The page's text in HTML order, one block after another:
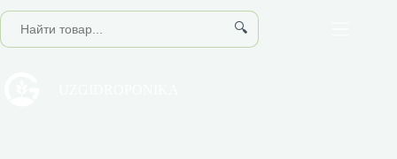
к
сути
🔍